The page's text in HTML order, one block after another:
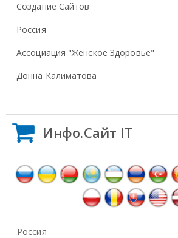
Создание Сайтов
Россия
Ассоциация "Женское Здоровье"
Донна Калиматова
Инфо.Сайт IT
Россия